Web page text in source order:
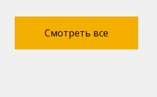
Смотреть все